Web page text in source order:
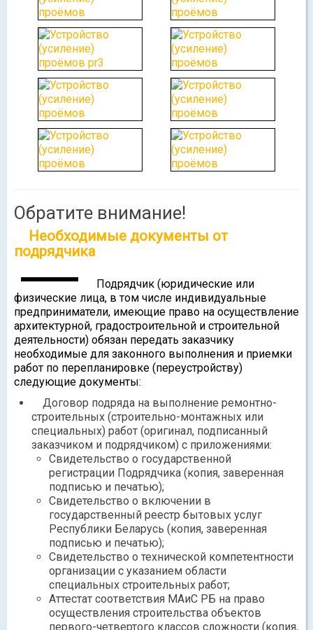
Обратите внимание!
Необходимые документы от
подрядчика
Подрядчик (юридические или
физические лица, в том числе индивидуальные
предприниматели, имеющие право на осуществление
архитектурной, градостроительной и строительной
деятельности) обязан передать заказчику
необходимые для законного выполнения и приемки
работ по перепланировке (переустройству)
следующие документы:
Договор подряда на выполнение ремонтно-
строительных (строительно-монтажных или
специальных) работ (оригинал, подписанный
заказчиком и подрядчиком) с приложениями:
Свидетельство о государственной
регистрации Подрядчика (копия, заверенная
подписью и печатью);
Свидетельство о включении в
государственный реестр бытовых услуг
Республики Беларусь (копия, заверенная
подписью и печатью);
Свидетельство о технической компетентности
организации с указанием области
специальных строительных работ;
Аттестат соответствия МАиС РБ на право
осуществления строительства объектов
первого-четвертого классов сложности (копия,